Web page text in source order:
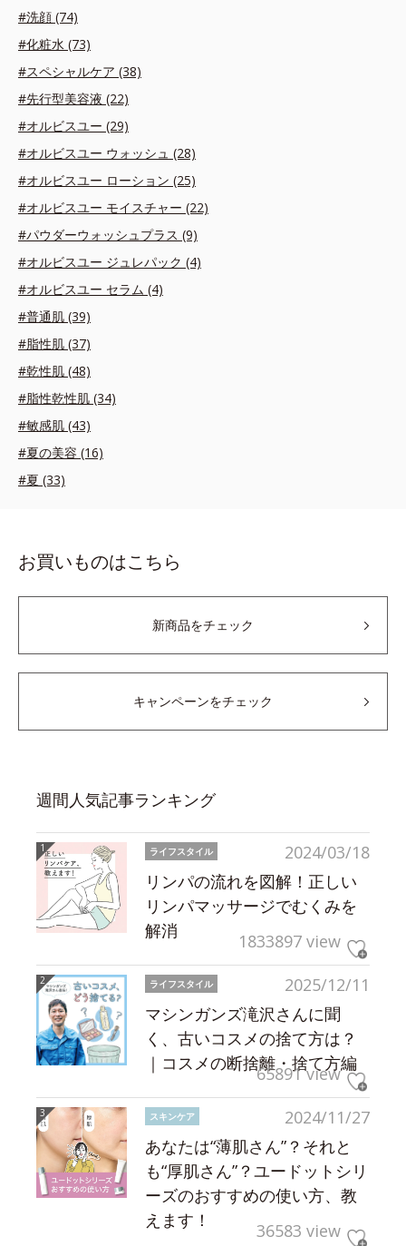
#洗顔 (74)
#化粧水 (73)
#スペシャルケア (38)
#先行型美容液 (22)
#オルビスユー (29)
#オルビスユー ウォッシュ (28)
#オルビスユー ローション (25)
#オルビスユー モイスチャー (22)
#パウダーウォッシュプラス (9)
#オルビスユー ジュレパック (4)
#オルビスユー セラム (4)
#普通肌 (39)
#脂性肌 (37)
#乾性肌 (48)
#脂性乾性肌 (34)
#敏感肌 (43)
#夏の美容 (16)
#夏 (33)
お買いものはこちら
新商品をチェック
キャンペーンをチェック
週間人気記事ランキング
2024/03/18
ライフスタイル
リンパの流れを図解！正しい
リンパマッサージでむくみを
解消
1833897 view
2025/12/11
ライフスタイル
マシンガンズ滝沢さんに聞
く、古いコスメの捨て方は？
｜コスメの断捨離・捨て方編
65891 view
2024/11/27
スキンケア
あなたは“薄肌さん”？それと
も“厚肌さん”？ユードットシリ
ーズのおすすめの使い方、教
えます！
36583 view